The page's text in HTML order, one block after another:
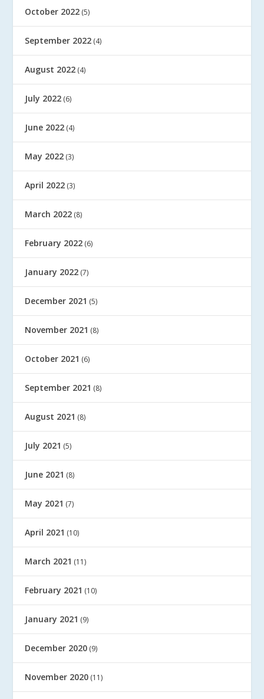
October 2022 (5)
September 2022 (4)
August 2022 (4)
July 2022 (6)
June 2022 (4)
May 2022 (3)
April 2022 (3)
March 2022 (8)
February 2022 (6)
January 2022 (7)
December 2021 (5)
November 2021 (8)
October 2021 (6)
September 2021 (8)
August 2021 (8)
July 2021 (5)
June 2021 (8)
May 2021 (7)
April 2021 (10)
March 2021 (11)
February 2021 (10)
January 2021 (9)
December 2020 (9)
November 2020 (11)